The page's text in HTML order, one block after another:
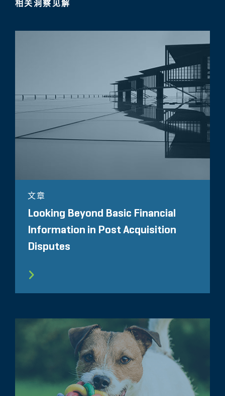
相关洞察见解
文章
Looking Beyond Basic Financial
Information in Post Acquisition
Disputes